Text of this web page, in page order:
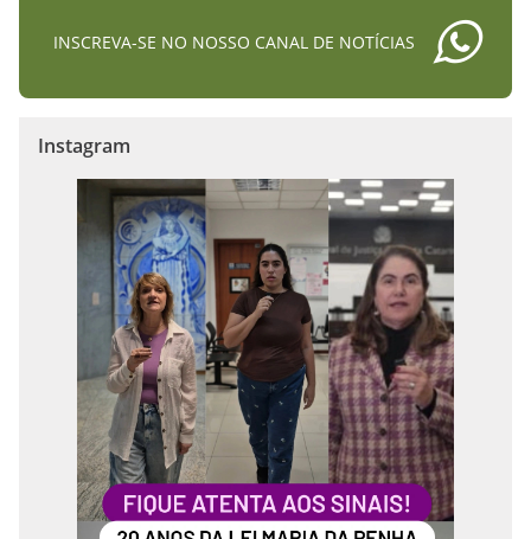
INSCREVA-SE NO NOSSO CANAL DE NOTÍCIAS
Instagram